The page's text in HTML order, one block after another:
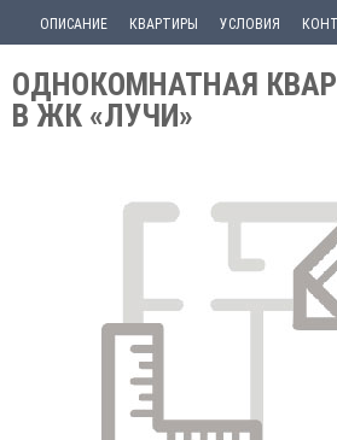
ОПИСАНИЕ КВАРТИРЫ УСЛОВИЯ
ОДНОКОМНАТНАЯ
В ЖК «ЛУЧИ»